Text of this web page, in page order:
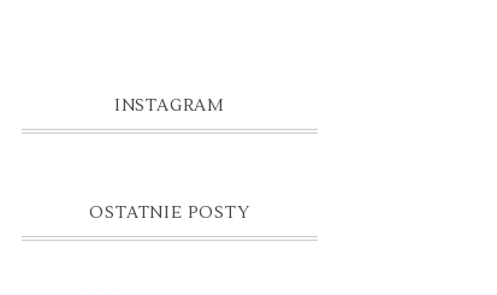
INSTAGRAM
OSTATNIE POSTY